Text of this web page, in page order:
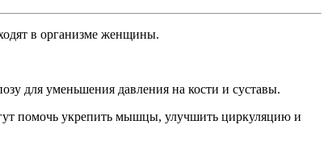
в организме женщины.
для уменьшения давления на кости и суставы.
помочь укрепить мышцы, улучшить циркуляцию и